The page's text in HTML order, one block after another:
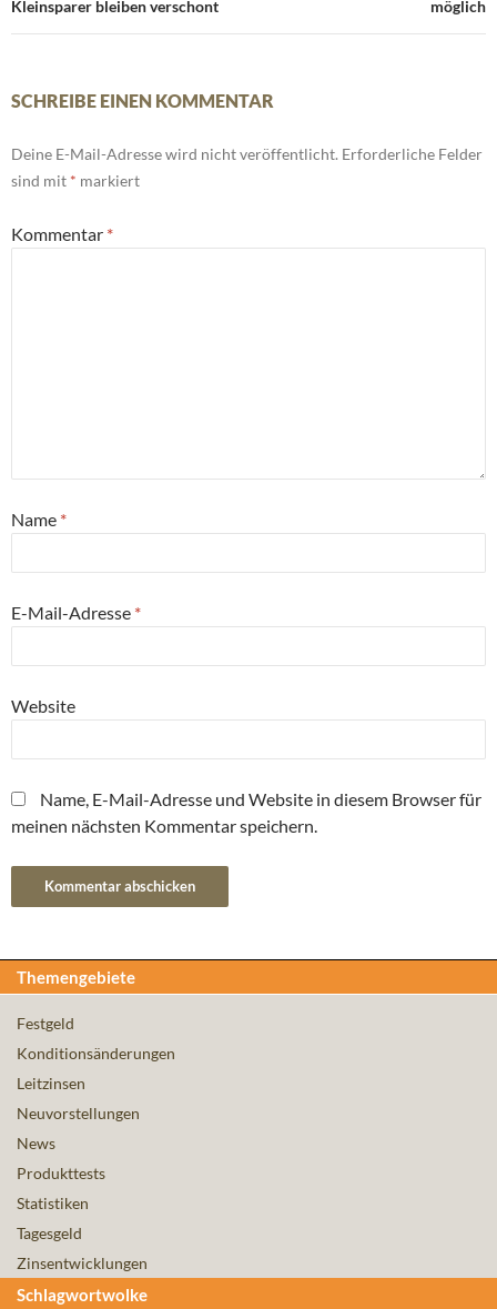
Kleinsparer bleiben verschont möglich
SCHREIBE EINEN KOMMENTAR
Deine E-Mail-Adresse wird nicht veröffentlicht. Erforderliche Felder
sind mit * markiert
Kommentar *
Name *
E-Mail-Adresse *
Website
Name, E-Mail-Adresse und Website in diesem Browser für
meinen nächsten Kommentar speichern.
Themengebiete
Festgeld
Konditionsänderungen
Leitzinsen
Neuvorstellungen
News
Produkttests
Statistiken
Tagesgeld
Zinsentwicklungen
Schlagwortwolke